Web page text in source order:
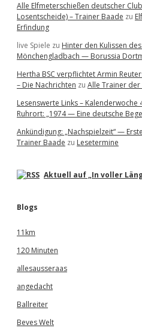
Alle Elfmeterschießen deutscher
Losentscheide) – Trainer Baade zu
Erfindung
live Spiele zu Hinter den Kulissen
Mönchengladbach — Borussia
Hertha BSC verpflichtet Armin
– Die Nachrichten zu Alle Trainer der
Lesenswerte Links – Kalenderwoche
Ruhrort: „1974 — Eine deutsche
Ankündigung: „Nachspielzeit“ —
Trainer Baade zu Lesetermine
Aktuell auf „In voller
Blogs
11km
120 Minuten
allesausseraas
angedacht
Ballreiter
Beves Welt